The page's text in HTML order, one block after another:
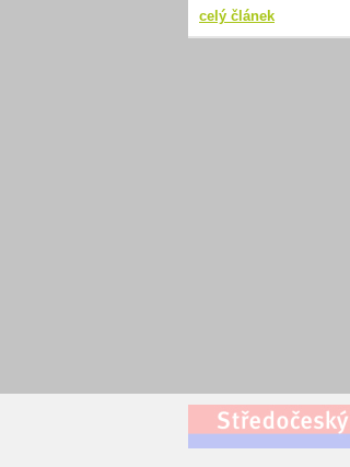
celý článek